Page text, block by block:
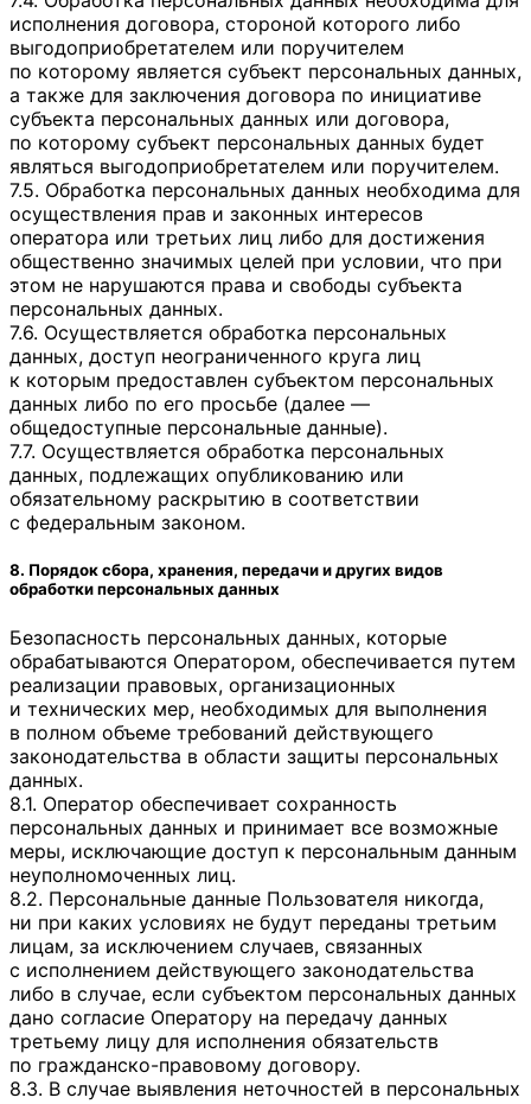
исполнения договора, стороной которого либо
выгодоприобретателем или поручителем
по которому является субъект персональных данных,
а также для заключения договора по инициативе
субъекта персональных данных или договора,
по которому субъект персональных данных будет
являться выгодоприобретателем или поручителем.
7.5. Обработка персональных данных необходима для
осуществления прав и законных интересов
оператора или третьих лиц либо для достижения
общественно значимых целей при условии, что при
этом не нарушаются права и свободы субъекта
персональных данных.
7.6. Осуществляется обработка персональных
данных, доступ неограниченного круга лиц
к которым предоставлен субъектом персональных
данных либо по его просьбе (далее —
общедоступные персональные данные).
7.7. Осуществляется обработка персональных
данных, подлежащих опубликованию или
обязательному раскрытию в соответствии
с федеральным законом.
8. Порядок сбора, хранения, передачи и других видов
обработки персональных данных
Безопасность персональных данных, которые
обрабатываются Оператором, обеспечивается путем
реализации правовых, организационных
и технических мер, необходимых для выполнения
в полном объеме требований действующего
законодательства в области защиты персональных
данных.
8.1. Оператор обеспечивает сохранность
персональных данных и принимает все возможные
меры, исключающие доступ к персональным данным
неуполномоченных лиц.
8.2. Персональные данные Пользователя никогда,
ни при каких условиях не будут переданы третьим
лицам, за исключением случаев, связанных
с исполнением действующего законодательства
либо в случае, если субъектом персональных данных
дано согласие Оператору на передачу данных
третьему лицу для исполнения обязательств
по гражданско-правовому договору.
8.3. В случае выявления неточностей в персональных